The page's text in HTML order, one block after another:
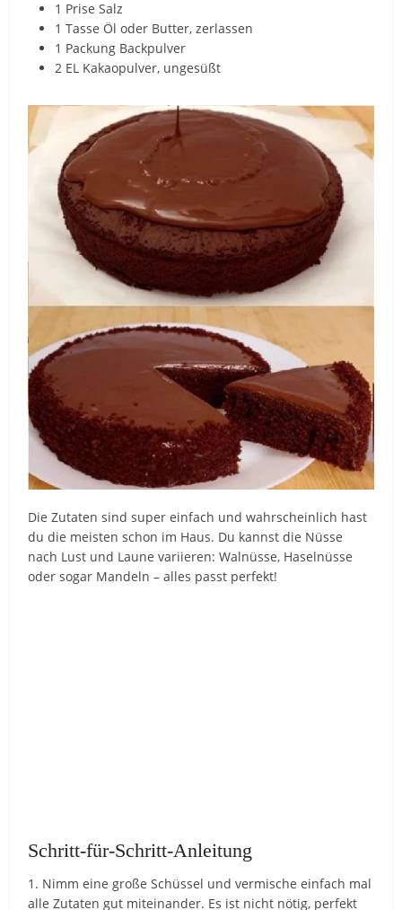
1 Prise Salz
1 Tasse Öl oder Butter, zerlassen
1 Packung Backpulver
2 EL Kakaopulver, ungesüßt
Die Zutaten sind super einfach und wahrscheinlich hast
du die meisten schon im Haus. Du kannst die Nüsse
nach Lust und Laune variieren: Walnüsse, Haselnüsse
oder sogar Mandeln – alles passt perfekt!
Schritt-für-Schritt-Anleitung
1. Nimm eine große Schüssel und vermische einfach mal
alle Zutaten gut miteinander. Es ist nicht nötig, perfekt